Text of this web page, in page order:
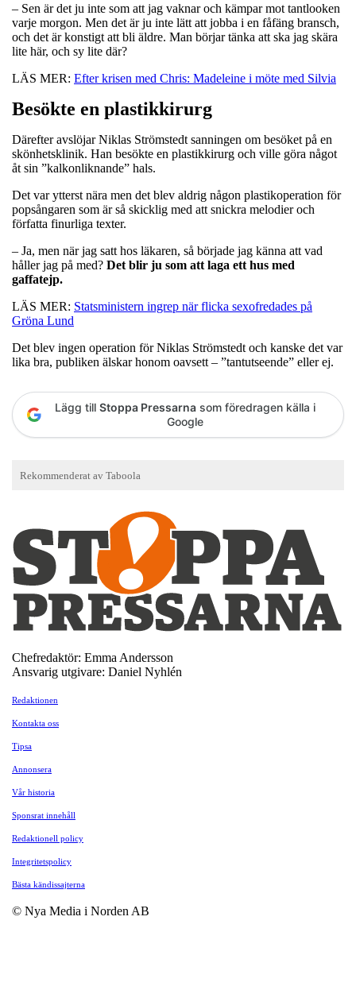
– Sen är det ju inte som att jag vaknar och kämpar mot tantlooken
varje morgon. Men det är ju inte lätt att jobba i en fåfäng bransch,
och det är konstigt att bli äldre. Man börjar tänka att ska jag skära
lite här, och sy lite där?
LÄS MER: Efter krisen med Chris: Madeleine i möte med Silvia
Besökte en plastikkirurg
Därefter avslöjar Niklas Strömstedt sanningen om besöket på en
skönhetsklinik. Han besökte en plastikkirurg och ville göra något
åt sin ”kalkonliknande” hals.
Det var ytterst nära men det blev aldrig någon plastikoperation för
popsångaren som är så skicklig med att snickra melodier och
författa finurliga texter.
– Ja, men när jag satt hos läkaren, så började jag känna att vad
håller jag på med? Det blir ju som att laga ett hus med
gaffatejp.
LÄS MER: Statsministern ingrep när flicka sexofredades på
Gröna Lund
Det blev ingen operation för Niklas Strömstedt och kanske det var
lika bra, publiken älskar honom oavsett – ”tantutseende” eller ej.
Lägg till Stoppa Pressarna som föredragen källa i
Google
Chefredaktör: Emma Andersson
Ansvarig utgivare: Daniel Nyhlén
Redaktionen
Kontakta oss
Tipsa
Annonsera
Vår historia
Sponsrat innehåll
Redaktionell policy
Integritetspolicy
Bästa kändissajterna
© Nya Media i Norden AB